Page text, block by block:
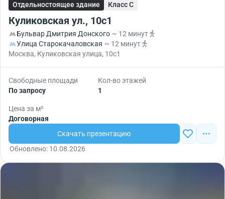
Отдельностоящее здание Класс C
Куликовская ул., 10с1
Бульвар Дмитрия Донского ~ 12 минут
Улица Старокачаловская ~ 12 минут
Москва, Куликовская улица, 10с1
Свободные площади
По запросу
Кол-во этажей
1
Цена за м²
Договорная
Скачать презентацию
Обновлено: 10.08.2026